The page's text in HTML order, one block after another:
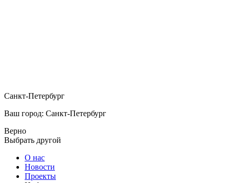
Санкт-Петербург
Ваш город: Санкт-Петербург
Верно
Выбрать другой
О нас
Новости
Проекты